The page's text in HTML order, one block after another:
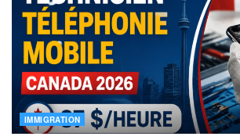
IMMIGRATION